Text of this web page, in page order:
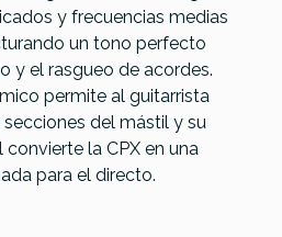
y frecuencias medias
un tono perfecto
y el rasgueo de acordes.
permite al guitarrista
del mástil y su
la CPX en una
para el directo.
para comparar